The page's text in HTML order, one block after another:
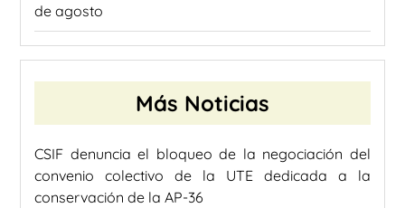
de agosto
Más Noticias
CSIF denuncia el bloqueo de la negociación del
convenio colectivo de la UTE dedicada a la
conservación de la AP-36